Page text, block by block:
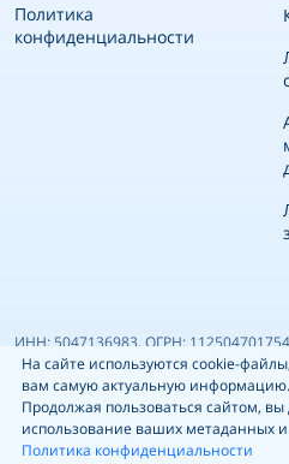
Политика
конфиденциальности
ИНН: 5047136983, ОГРН:
«Медицинский центр Гиппократ»,
информационный характер и ни при
публичной офертой, определяемой
Прайс-лист ориентировочный,
На сайте используются cookie-
вам самую актуальную информацию.
Продолжая пользоваться сайтом, вы
использование ваших метаданных
Политика конфиденциальности